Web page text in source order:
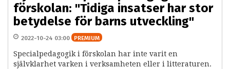
förskolan: "Tidiga insatser har stor
betydelse för barns utveckling"
2022-10-24 03:00 PREMIUM
Specialpedagogik i förskolan har inte varit en
självklarhet varken i verksamheten eller i litteraturen.